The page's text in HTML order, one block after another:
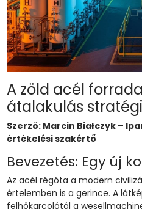
A zöld acél
átalakulás
Szerző: Marcin Białczyk –
értékelési szakértő
Bevezetés: Egy új
Az acél régóta a modern
értelemben is a gerince. A
felhőkarcolótól a